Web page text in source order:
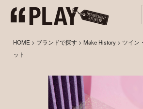
HOME > ブランドで探す >Make History > ツイン
ット